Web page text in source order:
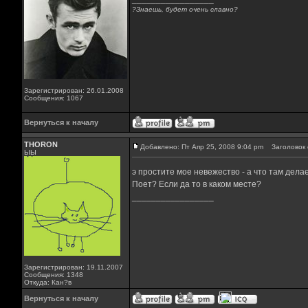
Зарегистрирован: 26.01.2008
Сообщения: 1067
?Знаешь, будет очень славно?
Вернуться к началу
THORON
ЫЫ
Зарегистрирован: 19.11.2007
Сообщения: 1348
Откуда: Кан?в
Добавлено: Пт Апр 25, 2008 9:04 pm Заголовок
э простите мое невежество - а что там
Поет? Если да то в каком месте?
Вернуться к началу